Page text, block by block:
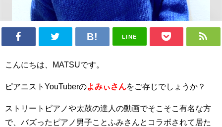
LINE
こんにちは、MATSUです。
ピアニストYouTuberのよみぃさんをご存じでしょうか？
ストリートピアノや太鼓の達人の動画でそこそこ有名な方
で、バズったピアノ男子ことふみさんとコラボされて居た